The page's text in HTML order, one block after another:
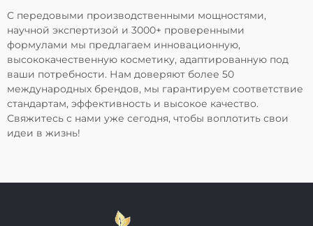
С передовыми производственными мощностями,
научной экспертизой и 3000+ проверенными
формулами мы предлагаем инновационную,
высококачественную косметику, адаптированную под
ваши потребности. Нам доверяют более 50
международных брендов, мы гарантируем соответствие
стандартам, эффективность и высокое качество.
Свяжитесь с нами уже сегодня, чтобы воплотить свои
идеи в жизнь!